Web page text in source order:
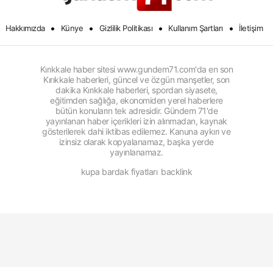
Hakkımızda • Künye • Gizlilik Politikası • Kullanım Şartları • İletişim
Kırıkkale haber sitesi www.gundem71.com'da en son
Kırıkkale haberleri, güncel ve özgün manşetler, son
dakika Kırıkkale haberleri, spordan siyasete,
eğitimden sağlığa, ekonomiden yerel haberlere
bütün konuların tek adresidir. Gündem 71'de
yayınlanan haber içerikleri izin alınmadan, kaynak
gösterilerek dahi iktibas edilemez. Kanuna aykırı ve
izinsiz olarak kopyalanamaz, başka yerde
yayınlanamaz.
kupa bardak fiyatları backlink